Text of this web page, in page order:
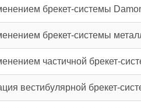
брекет-системы
брекет-системы
частичной брекет-
вестибулярной брекет-